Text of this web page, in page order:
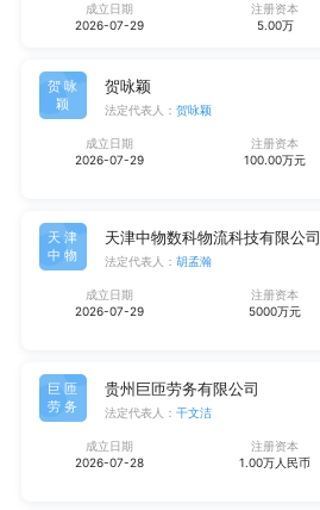
成立日期
2026-07-29
注册资本
5.00万
贺咏
颖
贺咏颖
法定代表人： 贺咏颖
成立日期
2026-07-29
注册资本
100.00万元
天津
中物
天津中物数科物流科技有限公司
法定代表人： 胡孟瀚
成立日期
2026-07-29
注册资本
5000万元
巨匝
劳务
贵州巨匝劳务有限公司
法定代表人： 干文洁
成立日期
2026-07-28
注册资本
1.00万人民币